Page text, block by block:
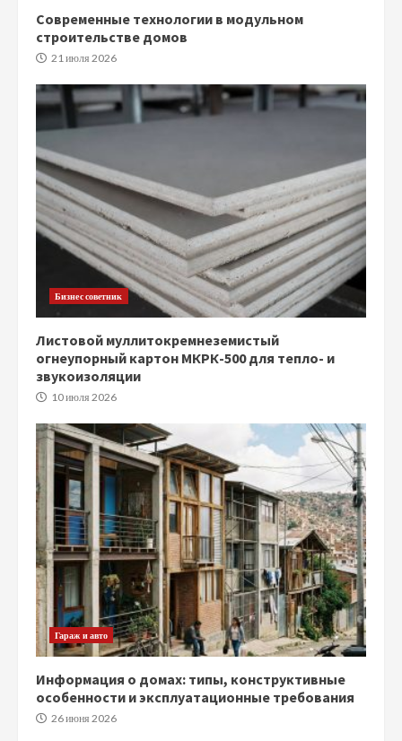
Современные технологии в модульном
строительстве домов
21 июля 2026
Бизнес советник
Листовой муллитокремнеземистый
огнеупорный картон МКРК-500 для тепло- и
звукоизоляции
10 июля 2026
Гараж и авто
Информация о домах: типы, конструктивные
особенности и эксплуатационные требования
26 июня 2026